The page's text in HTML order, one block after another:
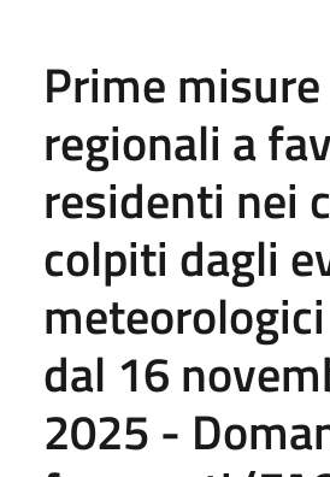
Prime misure
regionali a
residenti nei
colpiti dagli
dal 16
2025 -